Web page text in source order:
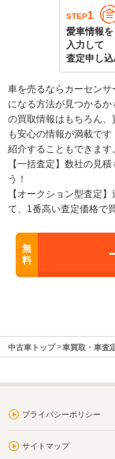
STEP1
愛車情報を
入力して
査定申し
車を売るならカーセン
になる方法が見つかる
の買取情報はもちろん
も安心の情報が満載で
紹介することもできます。
【一括査定】数社の見
う！
【オークション型査定
て、1番高い査定価格で
無
料
中古車トップ 車買取・車査
プライバシーポリシー
サイトマップ